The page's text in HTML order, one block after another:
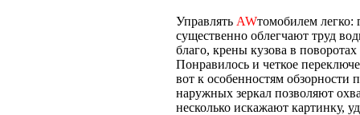
Управлять AWтомобилем легко:
существенно облегчают труд
благо, крены кузова в
Понравилось и четкое
вот к особенностям обзорности
наружных зеркал позволяют
несколько искажают картинку,